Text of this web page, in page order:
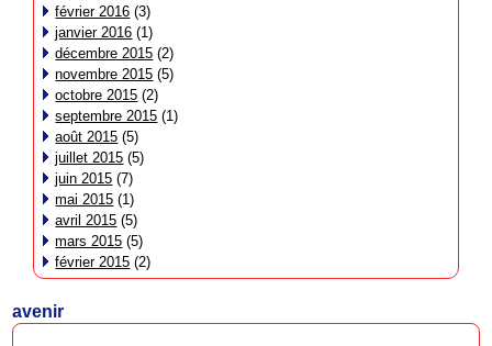
février 2016 (3)
janvier 2016 (1)
décembre 2015 (2)
novembre 2015 (5)
octobre 2015 (2)
septembre 2015 (1)
août 2015 (5)
juillet 2015 (5)
juin 2015 (7)
mai 2015 (1)
avril 2015 (5)
mars 2015 (5)
février 2015 (2)
avenir